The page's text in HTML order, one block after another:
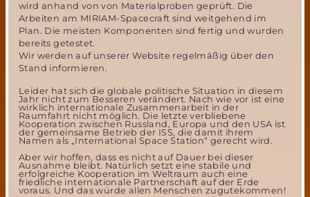
wird anhand von von Materialproben geprüft. Die
Arbeiten am MIRIAM-Spacecraft sind weitgehend im
Plan. Die meisten Komponenten sind fertig und wurden
bereits getestet.
Wir werden auf unserer Website regelmäßig über den
Stand informieren.
Leider hat sich die globale politische Situation in diesem
Jahr nicht zum Besseren verändert. Nach wie vor ist eine
wirklich internationale Zusammenarbeit in der
Raumfahrt nicht möglich. Die letzte verbliebene
Kooperation zwischen Russland, Europa und den USA ist
der gemeinsame Betrieb der ISS, die damit ihrem
Namen als „International Space Station“ gerecht wird.
Aber wir hoffen, dass es nicht auf Dauer bei dieser
Ausnahme bleibt. Natürlich setzt eine stabile und
erfolgreiche Kooperation im Weltraum auch eine
friedliche internationale Partnerschaft auf der Erde
voraus. Und das würde allen Menschen zugutekommen!